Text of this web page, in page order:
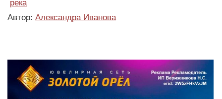
река
Автор: Александра Иванова